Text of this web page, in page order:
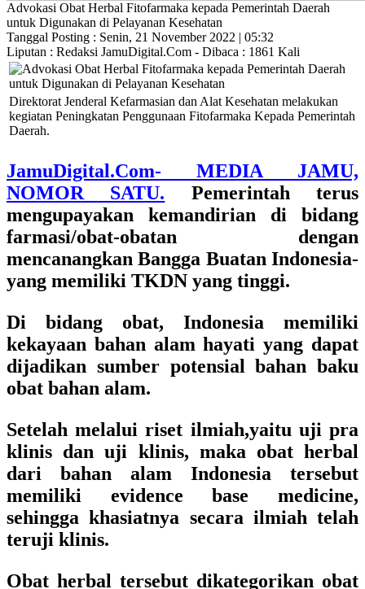
Advokasi Obat Herbal Fitofarmaka kepada Pemerintah Daerah
untuk Digunakan di Pelayanan Kesehatan
Tanggal Posting : Senin, 21 November 2022 | 05:32
Liputan : Redaksi JamuDigital.Com - Dibaca : 1861 Kali
Direktorat Jenderal Kefarmasian dan Alat Kesehatan melakukan
kegiatan Peningkatan Penggunaan Fitofarmaka Kepada Pemerintah
Daerah.
JamuDigital.Com- MEDIA JAMU,
NOMOR SATU.
Pemerintah terus
mengupayakan kemandirian di bidang
farmasi/obat-obatan dengan
mencanangkan Bangga Buatan Indonesia-
yang memiliki TKDN yang tinggi.
Di bidang obat, Indonesia memiliki
kekayaan bahan alam hayati yang dapat
dijadikan sumber potensial bahan baku
obat bahan alam.
Setelah melalui riset ilmiah,yaitu uji pra
klinis dan uji klinis, maka obat herbal
dari bahan alam Indonesia tersebut
memiliki evidence base medicine,
sehingga khasiatnya secara ilmiah telah
teruji klinis.
Obat herbal tersebut dikategorikan obat